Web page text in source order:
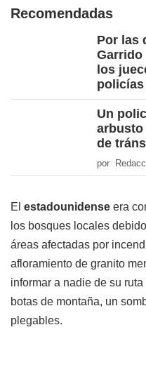
Recomendadas
Por las
Garrido
los
policías
Un
arbusto
de
por
El estadounidense era
los bosques locales
áreas afectadas por
afloramiento de granito
informar a nadie de su
botas de montaña, un
plegables.